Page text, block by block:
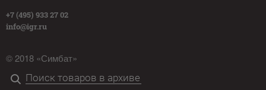
+7 (495) 933 27 02
info@igr.ru
© 2018 «Симбат»